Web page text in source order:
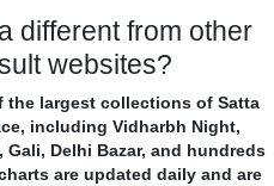
different from other
websites?
the largest collections of Satta
including Vidharbh Night,
Gali, Delhi Bazar, and hundreds
are updated daily and are